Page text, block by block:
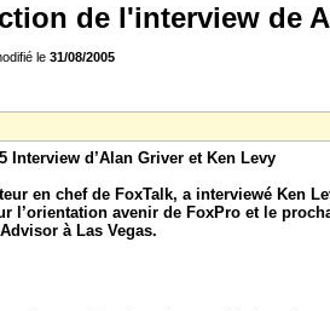
de l'interview de
le 31/08/2005
Interview d’Alan Griver et Ken Levy
en chef de FoxTalk, a interviewé Ken
l’orientation avenir de FoxPro et le
à Las Vegas.